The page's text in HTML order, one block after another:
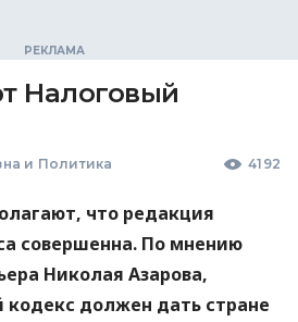
Налоговый
и Политика 4192
что редакция
совершенна. По мнению
Николая Азарова,
должен дать стране